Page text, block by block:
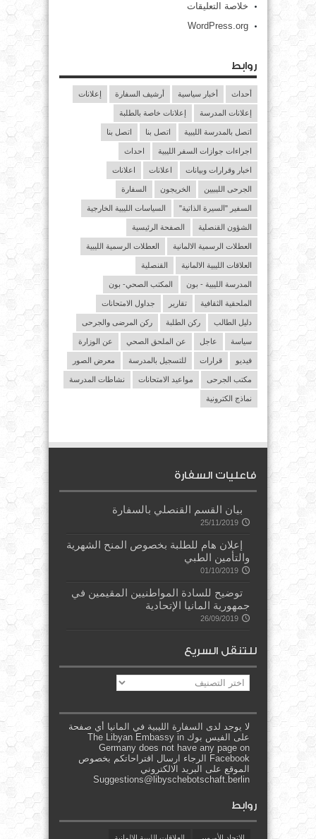
خلاصة التعليقات
WordPress.org
روابط
أحداث أخبار سياسية أرشيف السفارة إعلانات
إعلانات المدرسة إعلانات خاصة بالطلبة
اتصل بالمدرسة الليبية اتصل بنا اتصل بنا
اجراءات جوازات السفر الليبية احداث
اخبار وقرارات وبيانات اعلانات اعلانات
الجرحى الليبيين الخريجون السفارة
السفير "السيرة الذاتية" السياسات الليبية الخارجية
الشؤون القنصلية الصفحة الرئيسية
العطلات الرسمية الالمانية العطلات الرسمية الليبية
العلاقات الليبية الالمانية القنصلية
المدرسة الليبية - بون المكتب الصحي- بون
الملحقية الثقافية تقارير جداول الامتحانات
دليل الطالب ركن الطلبة ركن المرضى والجرحى
سياسة عاجل عن الملحق الصحي عن الوزارة
فيديو قرارات للتسجيل بالمدرسة معرض الصور
مكتب الجرحى مواعيد الامتحانات نشاطات المدرسة
نماذج الكترونية
فاعليات السفارة
بيان القسم القنصلي بالسفارة
25/11/2019
إعلان هام للطلبة بخصوص المنح الشهرية
والتأمين الطبي
01/10/2019
توضيح للسادة المواطنيين المقيمين في
جمهورية المانيا الإتحادية
26/09/2019
للتنقل السريع
للتنقل
السريع
لا يوجد لدى السفارة الليبية في المانيا أي صفحة
على الفيس بوك The Libyan Embassy in
Germany does not have any page on
Facebook الرجاء ارسال اقتراحاتكم بخصوص
الموقع على البريد الالكتروني
Suggestions@libyschebotschaft.berlin
روابط